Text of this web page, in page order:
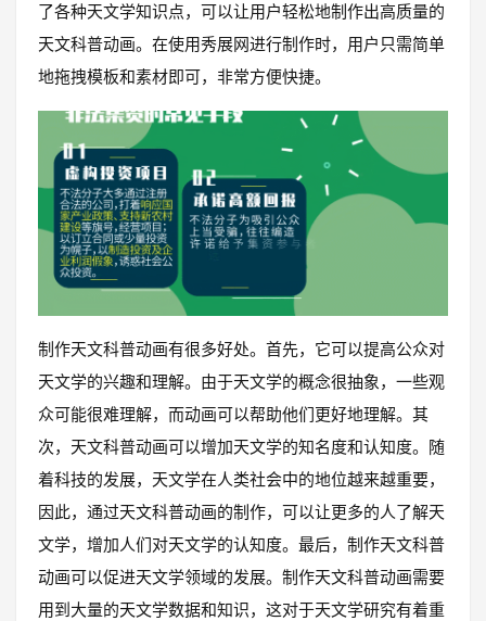
了各种天文学知识点，可以让用户轻松地制作出高质量的
天文科普动画。在使用秀展网进行制作时，用户只需简单
地拖拽模板和素材即可，非常方便快捷。
制作天文科普动画有很多好处。首先，它可以提高公众对
天文学的兴趣和理解。由于天文学的概念很抽象，一些观
众可能很难理解，而动画可以帮助他们更好地理解。其
次，天文科普动画可以增加天文学的知名度和认知度。随
着科技的发展，天文学在人类社会中的地位越来越重要，
因此，通过天文科普动画的制作，可以让更多的人了解天
文学，增加人们对天文学的认知度。最后，制作天文科普
动画可以促进天文学领域的发展。制作天文科普动画需要
用到大量的天文学数据和知识，这对于天文学研究有着重